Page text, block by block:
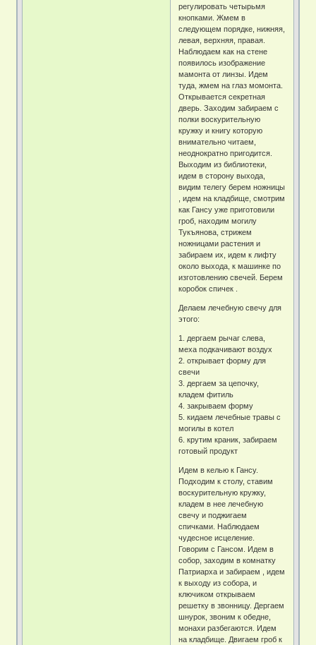
регулировать четырьмя
кнопками. Жмем в
следующем порядке, нижняя,
левая, верхняя, правая.
Наблюдаем как на стене
появилось изображение
мамонта от линзы. Идем
туда, жмем на глаз момонта.
Открывается секретная
дверь. Заходим забираем с
полки воскурительную
кружку и книгу которую
внимательно читаем,
неоднократно пригодится.
Выходим из библиотеки,
идем в сторону выхода,
видим телегу берем ножницы
, идем на кладбище, смотрим
как Гансу уже приготовили
гроб, находим могилу
Тукъянова, стрижем
ножницами растения и
забираем их, идем к лифту
около выхода, к машинке по
изготовлению свечей. Берем
коробок спичек .
Делаем лечебную свечу для
этого:
1. дергаем рычаг слева,
меха подкачивают воздух
2. открывает форму для
свечи
3. дергаем за цепочку,
кладем фитиль
4. закрываем форму
5. кидаем лечебные травы с
могилы в котел
6. крутим краник, забираем
готовый продукт
Идем в келью к Гансу.
Подходим к столу, ставим
воскурительную кружку,
кладем в нее лечебную
свечу и поджигаем
спичками. Наблюдаем
чудесное исцеление.
Говорим с Гансом. Идем в
собор, заходим в комнатку
Патриарха и забираем , идем
к выходу из собора, и
ключиком открываем
решетку в звонницу. Дергаем
шнурок, звоним к обедне,
монахи разбегаются. Идем
на кладбище. Двигаем гроб к